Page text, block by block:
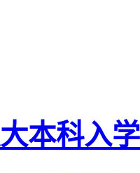
本科入